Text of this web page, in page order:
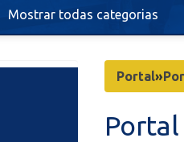
Mostrar todas categorias
Portal»